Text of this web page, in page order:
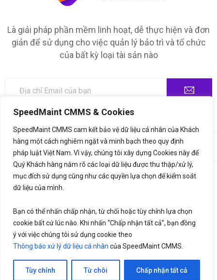
SpeedMaint CMMS & Cookies
SpeedMaint CMMS cam kết bảo vệ dữ liệu cá nhân của Khách
hàng một cách nghiêm ngặt và minh bạch theo quy định
pháp luật Việt Nam. Vì vậy, chúng tôi xây dựng Cookies này để
Quý Khách hàng nắm rõ các loại dữ liệu được thu thập/xử lý,
mục đích sử dụng cũng như các quyền lựa chọn để kiểm soát
dữ liệu của mình.
Bạn có thể nhấn chấp nhận, từ chối hoặc tùy chỉnh lựa chọn
cookie bất cứ lúc nào. Khi nhấn “Chấp nhận tất cả”, bạn đồng
ý với việc chúng tôi sử dụng cookie theo
Thông báo xử lý dữ liệu cá nhân của SpeedMaint CMMS.
Tùy chỉnh Từ chôi Chấp nhận tất cả
Là giải pháp phần mềm linh hoạt, dễ thực hiện và đơn
giản để sử dụng cho việc quản lý bảo trì và tổ chức
của bất kỳ loại tài sản nào
©2020,SpeedMaint.com. All Rights Reserved. Thiết kế bởi
LetsGrow.vn
Thông báo xử lý dữ liệu cá nhân
Bảng giá